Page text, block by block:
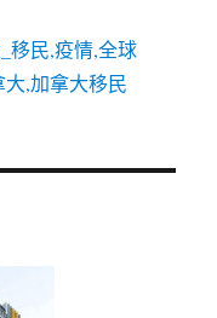
移民,疫情,全球
,加拿大移民